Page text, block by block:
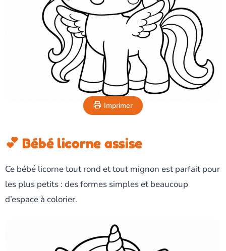
Imprimer
💕 Bébé licorne assise
Ce bébé licorne tout rond et tout mignon est parfait pour
les plus petits : des formes simples et beaucoup
d’espace à colorier.